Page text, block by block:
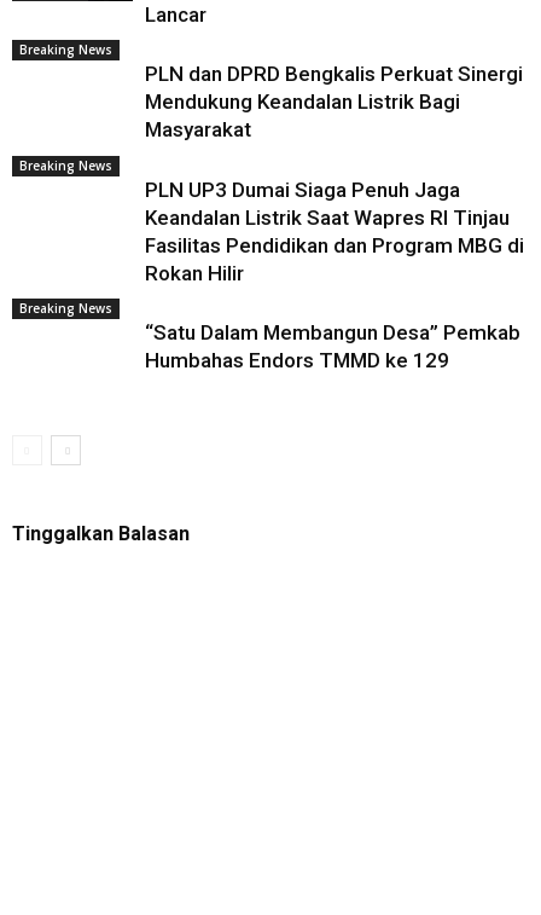
Lancar
Breaking News
PLN dan DPRD Bengkalis Perkuat Sinergi
Mendukung Keandalan Listrik Bagi
Masyarakat
Breaking News
PLN UP3 Dumai Siaga Penuh Jaga
Keandalan Listrik Saat Wapres RI Tinjau
Fasilitas Pendidikan dan Program MBG di
Rokan Hilir
Breaking News
“Satu Dalam Membangun Desa” Pemkab
Humbahas Endors TMMD ke 129
Tinggalkan Balasan